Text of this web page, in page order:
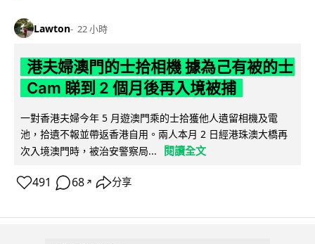
Lawton 22 小時
港夫婦澳門的士拾相機 據為己有被的士
Cam 睇到 2 個月後再入境被捕
一對香港夫婦今年 5 月遊澳門乘的士拾獲他人遺留相機及電
池，拾遺不報並帶返香港自用。兩人本月 2 日經港珠澳大橋再
次入境澳門時，被治安警察局...
閱讀全文
491 68 ↗ 分享